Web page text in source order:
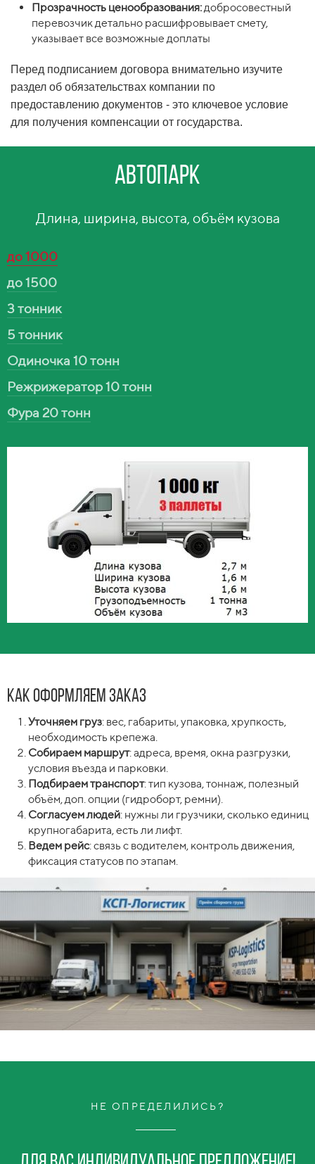
Прозрачность ценообразования:добросовестный
перевозчик детально расшифровывает смету,
указывает все возможные доплаты
Перед подписанием договора внимательно изучите
раздел об обязательствах компании по
предоставлению документов - это ключевое условие
для получения компенсации от государства.
Автопарк
Длина, ширина, высота, объём кузова
до 1000
до 1500
3 тонник
5 тонник
Одиночка 10 тонн
Режрижератор 10 тонн
Фура 20 тонн
Как оформляем заказ
Уточняем груз: вес, габариты, упаковка, хрупкость,
необходимость крепежа.
Собираем маршрут: адреса, время, окна разгрузки,
условия въезда и парковки.
Подбираем транспорт: тип кузова, тоннаж, полезный
объём, доп. опции (гидроборт, ремни).
Согласуем людей: нужны ли грузчики, сколько единиц
крупногабарита, есть ли лифт.
Ведем рейс: связь с водителем, контроль движения,
фиксация статусов по этапам.
НЕ ОПРЕДЕЛИЛИСЬ?